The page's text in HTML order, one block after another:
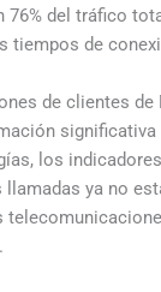
76% del tráfico
tiempos de
de clientes
los
llamadas ya no